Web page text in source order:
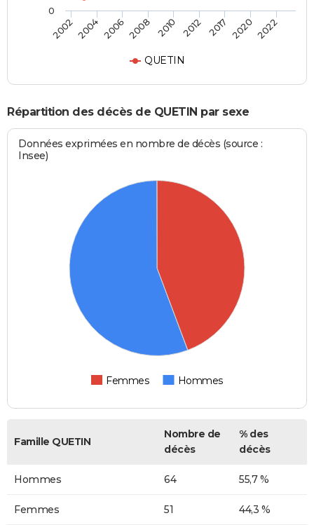
QUETIN
20022004 20062008 2010 2012 2017 2020 2022
0
Répartition des décès de QUETIN par sexe
Données exprimées en nombre de décès (source :
Insee)
Femmes Hommes
Famille QUETIN
Nombre de
décès
% des
décès
Hommes 64 55,7 %
Femmes 51 44,3 %